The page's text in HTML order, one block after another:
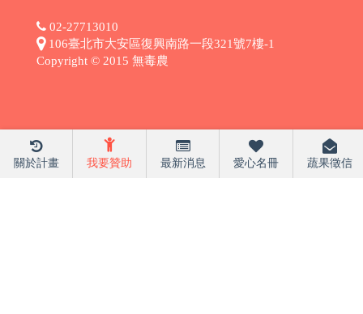
關於計畫 我要贊助 最新消息 愛心名冊 蔬果徵信
02-27713010
106臺北市大安區復興南路一段321號7樓-1
Copyright © 2015 無毒農